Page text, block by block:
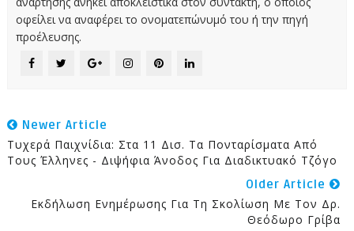
οφείλει να αναφέρει το ονοματεπώνυμό του ή την πηγή
προέλευσης.
Newer Article
Τυχερά Παιχνίδια: Στα 11 Δισ. Τα Πονταρίσματα Από
Τους Έλληνες - Διψήφια Άνοδος Για Διαδικτυακό Τζόγο
Older Article
Εκδήλωση Ενημέρωσης Για Τη Σκολίωση Με Τον Δρ.
Θεόδωρο Γρίβα